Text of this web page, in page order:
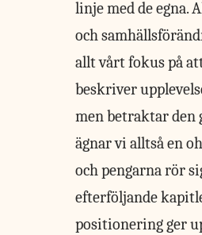
linje med de
och
allt vårt fokus på
beskriver
men betraktar den
ägnar vi alltså en
och pengarna rör
efterföljande
positionering ger